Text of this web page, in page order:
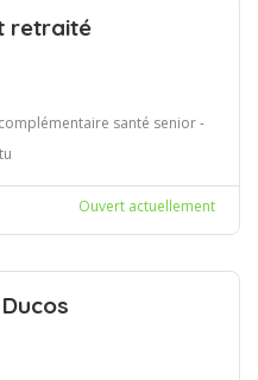
retraité
santé senior -
Ouvert actuellement